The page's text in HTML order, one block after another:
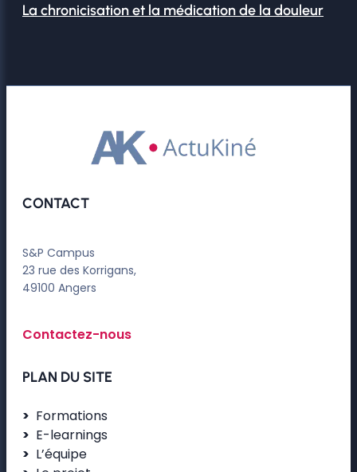
La chronicisation et la médication de la douleur
CONTACT
S&P Campus
23 rue des Korrigans,
49100 Angers
Contactez-nous
PLAN DU SITE
Formations
E-learnings
L’équipe